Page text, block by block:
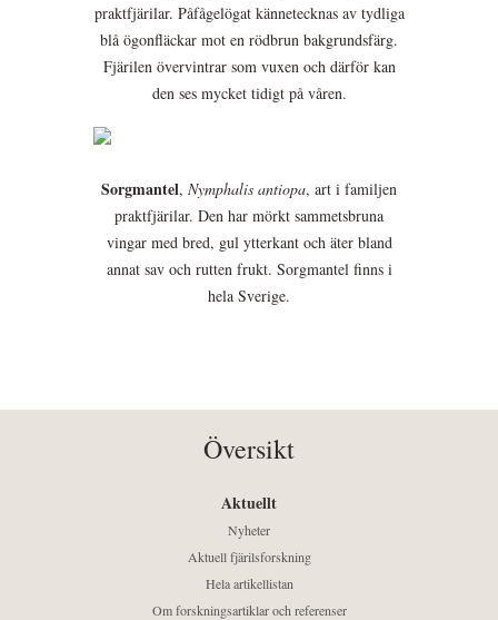
praktfjärilar. Påfågelögat kännetecknas av tydliga
blå ögonfläckar mot en rödbrun bakgrundsfärg.
Fjärilen övervintrar som vuxen och därför kan
den ses mycket tidigt på våren.
Sorgmantel, Nymphalis antiopa, art i familjen
praktfjärilar. Den har mörkt sammetsbruna
vingar med bred, gul ytterkant och äter bland
annat sav och rutten frukt. Sorgmantel finns i
hela Sverige.
Översikt
Aktuellt
Nyheter
Aktuell fjärilsforskning
Hela artikellistan
Om forskningsartiklar och referenser